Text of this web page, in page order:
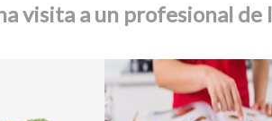
visita a un profesional de